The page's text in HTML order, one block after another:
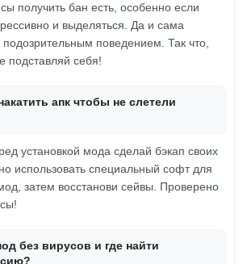
получить бан есть, особенно если
и выделяться. Да и сама
подозрительным поведением. Так что,
подставляй себя!
апк чтобы не слетели
установкой мода сделай бэкап своих
использовать специальный софт для
затем восстанови сейвы. Проверено
без вирусов и где найти